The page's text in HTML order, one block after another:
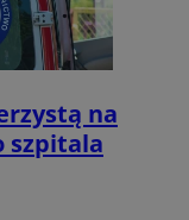
na
szpitala